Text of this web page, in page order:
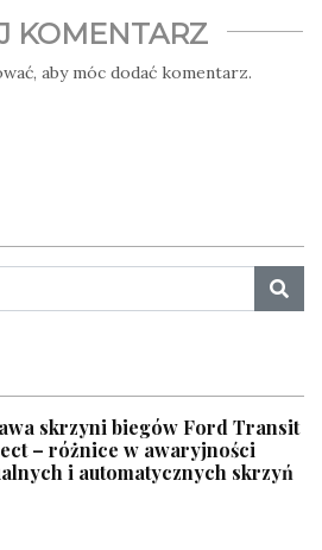
KOMENTARZ
, aby móc dodać komentarz.
skrzyni biegów Ford Transit
– różnice w awaryjności
i automatycznych skrzyń